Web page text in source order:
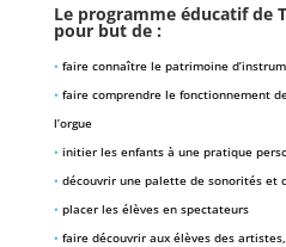
Le programme éducatif de
pour but de :
• faire connaître le patrimoine
• faire comprendre le fonctionnement
l’orgue
• initier les enfants à une pratique
• découvrir une palette de sonorités et
• placer les élèves en spectateurs
• faire découvrir aux élèves des